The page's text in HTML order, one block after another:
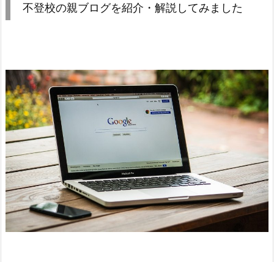
不登校の親ブログを紹介・解説してみました